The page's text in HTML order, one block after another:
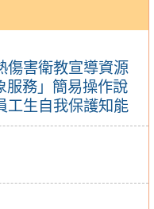
傷害衛教宣導資源
服務」簡易操作說
工生自我保護知能